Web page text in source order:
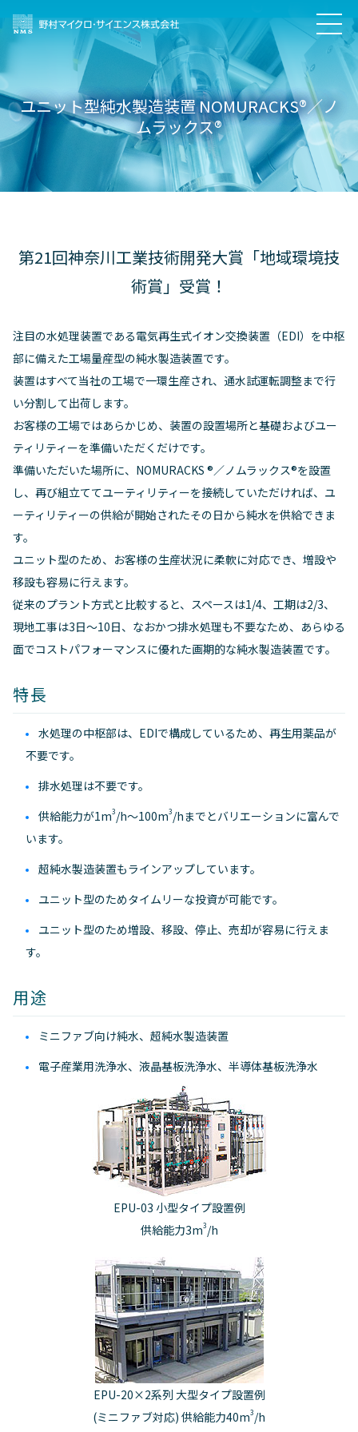
ユニット型純水製造装置 NOMURACKS®／ノ
ムラックス®
第21回神奈川工業技術開発大賞「地域環境技
術賞」受賞！
注目の水処理装置である電気再生式イオン交換装置（EDI）を中枢
部に備えた工場量産型の純水製造装置です。
装置はすべて当社の工場で一環生産され、通水試運転調整まで行
い分割して出荷します。
お客様の工場ではあらかじめ、装置の設置場所と基礎およびユー
ティリティーを準備いただくだけです。
準備いただいた場所に、NOMURACKS ®／ノムラックス®を設置
し、再び組立ててユーティリティーを接続していただければ、ユ
ーティリティーの供給が開始されたその日から純水を供給できま
す。
ユニット型のため、お客様の生産状況に柔軟に対応でき、増設や
移設も容易に行えます。
従来のプラント方式と比較すると、スペースは1/4、工期は2/3、
現地工事は3日～10日、なおかつ排水処理も不要なため、あらゆる
面でコストパフォーマンスに優れた画期的な純水製造装置です。
特長
水処理の中枢部は、EDIで構成しているため、再生用薬品が
不要です。
排水処理は不要です。
供給能力が1m3/h～100m3/hまでとバリエーションに富んで
います。
超純水製造装置もラインアップしています。
ユニット型のためタイムリーな投資が可能です。
ユニット型のため増設、移設、停止、売却が容易に行えま
す。
用途
ミニファブ向け純水、超純水製造装置
電子産業用洗浄水、液晶基板洗浄水、半導体基板洗浄水
EPU-03 小型タイプ設置例
供給能力3m3/h
EPU-20×2系列 大型タイプ設置例
(ミニファブ対応) 供給能力40m3/h